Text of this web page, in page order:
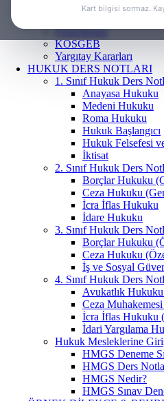
Kart bilgisi sormaz.
Vergi & İdare Hukuku
Frenchasıng
KOSGEB
Yargıtay Kararları
HUKUK DERS NOTLARI
1. Sınıf Hukuk Ders
Anayasa Hukuku
Medeni Hukuku
Roma Hukuku
Hukuk Başlangıcı
Hukuk Felsefesi
İktisat
2. Sınıf Hukuk Ders
Borçlar Hukuku
Ceza Hukuku
İcra İflas Hukuku
İdare Hukuku
3. Sınıf Hukuk Ders
Borçlar Hukuku
Ceza Hukuku
İş ve Sosyal
4. Sınıf Hukuk Ders
Avukatlık
Ceza
İcra İflas Hukuku
İdari Yargılama
Hukuk Mesleklerine
HMGS Deneme
HMGS Ders
HMGS Nedir?
HMGS Sınav